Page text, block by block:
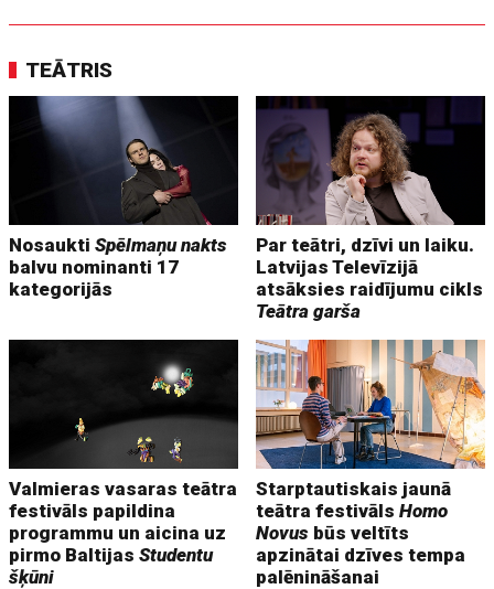
TEĀTRIS
NosauktiSpēlmaņu nakts
balvu nominanti 17
kategorijās
Par teātri, dzīvi un laiku.
Latvijas Televīzijā
atsāksies raidījumu cikls
Teātra garša
Valmieras vasaras teātra
festivāls papildina
programmu un aicina uz
pirmo BaltijasStudentu
šķūni
Starptautiskais jaunā
teātra festivālsHomo
Novus būs veltīts
apzinātai dzīves tempa
palēnināšanai